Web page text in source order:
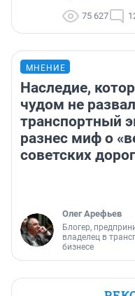
75 627
МНЕНИЕ
Наследие,
чудом не
транспортный
разнес миф о
советских
Олег Арефьев
Блогер,
владелец в
бизнесе